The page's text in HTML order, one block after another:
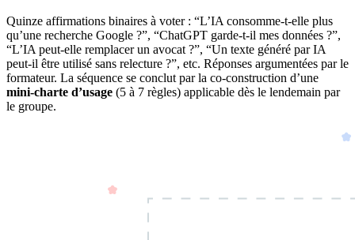
Quinze affirmations binaires à voter : “L’IA consomme-t-elle plus
qu’une recherche Google ?”, “ChatGPT garde-t-il mes données ?”,
“L’IA peut-elle remplacer un avocat ?”, “Un texte généré par IA
peut-il être utilisé sans relecture ?”, etc. Réponses argumentées par le
formateur. La séquence se conclut par la co-construction d’une
mini-charte d’usage (5 à 7 règles) applicable dès le lendemain par
le groupe.